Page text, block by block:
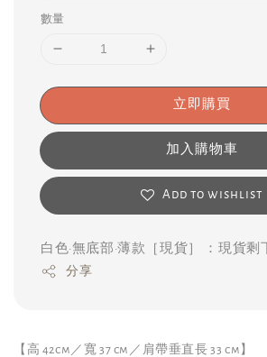
數量
立即購買
加入購物車
Add to wishlist
白色·無底部·薄款［現貨］ ：現貨剩
分享
【高 42cm／寬 37 cm／肩帶垂直長 33 cm】